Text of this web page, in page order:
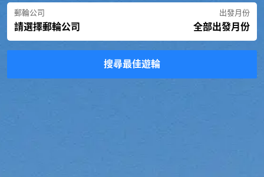
郵輪公司
請選擇郵輪公司
出發月份
全部出發月份
搜尋最佳遊輪